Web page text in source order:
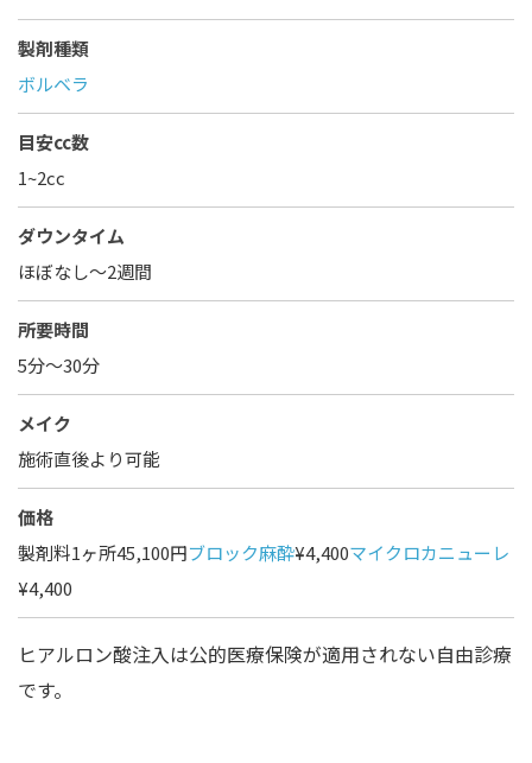
製剤種類
ボルベラ
目安cc数
1~2cc
ダウンタイム
ほぼなし〜2週間
所要時間
5分～30分
メイク
施術直後より可能
価格
製剤料1ヶ所45,100円ブロック麻酔¥4,400マイクロカニューレ
¥4,400
ヒアルロン酸注入は公的医療保険が適用されない自由診療
です。